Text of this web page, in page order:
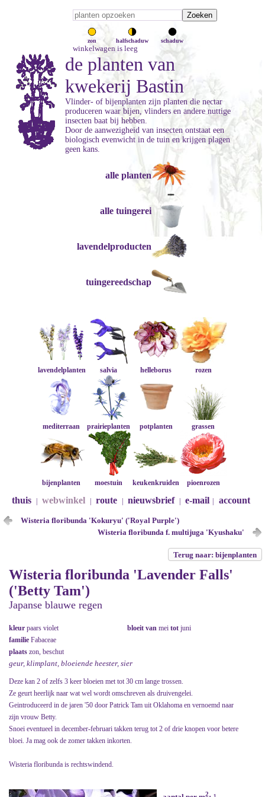
zon halfschaduw schaduw
winkelwagen is leeg
de planten van
kwekerij Bastin
Vlinder- of bijenplanten zijn planten die nectar
produceren waar bijen, vlinders en andere nuttige
insecten baat bij hebben.
Door de aanwezigheid van insecten ontstaat een
biologisch evenwicht in de tuin en krijgen plagen
geen kans.
alle planten
alle tuingerei
lavendelproducten
tuingereedschap
lavendelplanten salvia helleborus rozen
mediterraan prairieplanten potplanten grassen
bijenplanten moestuin keukenkruiden pioenrozen
thuis webwinkel route nieuwsbrief e-mail account
Wisteria floribunda 'Kokuryu' ('Royal Purple')
Wisteria floribunda f. multijuga 'Kyushaku'
Terug naar: bijenplanten
Wisteria floribunda 'Lavender Falls'
('Betty Tam')
Japanse blauwe regen
kleur paars violet bloeit van mei tot juni
familie Fabaceae
plaats zon, beschut
geur, klimplant, bloeiende heester, sier
Deze kan 2 of zelfs 3 keer bloeien met tot 30 cm lange trossen.
Ze geurt heerlijk naar wat wel wordt omschreven als druivengelei.
Geintroduceerd in de jaren '50 door Patrick Tam uit Oklahoma en vernoemd naar
zijn vrouw Betty.
Snoei eventueel in december-februari takken terug tot 2 of drie knopen voor betere
bloei. Ja mag ook de zomer takken inkorten.
Wisteria floribunda is rechtswindend.
2